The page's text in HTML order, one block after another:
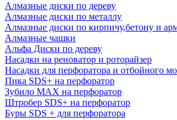
Алмазные диски по дереву
Алмазные диски по металлу
Алмазные диски по кирпичу,бетону и
Алмазные чашки
Альфа Диски по дереву
Насадки на реноватор и роторайзер
Насадки для перфоратора и отбойного
Пика SDS+ на перфоратор
Зубило MAX на перфоратор
Штробер SDS+ на перфоратор
Буры SDS + для перфоратора